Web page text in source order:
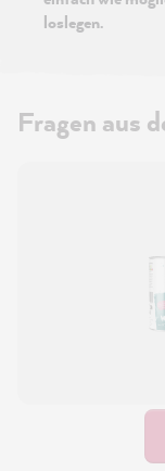
loslegen.
Fragen aus